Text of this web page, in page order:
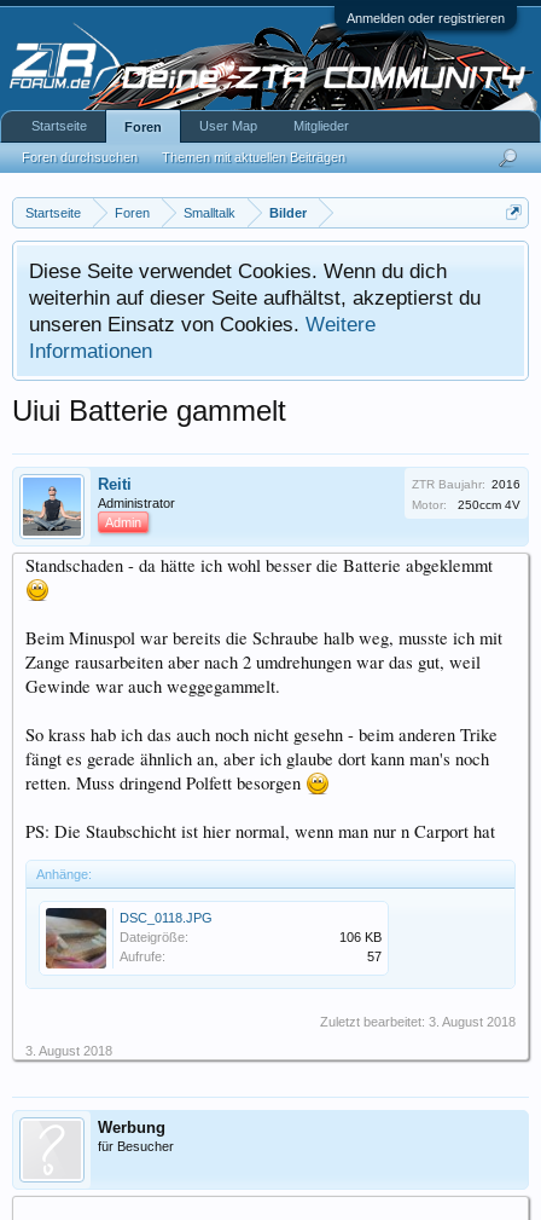
Anmelden oder registrieren
Startseite Foren Smalltalk Bilder
Diese Seite verwendet Cookies. Wenn du dich
weiterhin auf dieser Seite aufhältst, akzeptierst du
unseren Einsatz von Cookies. Weitere
Informationen
Uiui Batterie gammelt
Reiti
Administrator
Admin
ZTR Baujahr: 2016
Motor:
250ccm 4V
Standschaden - da hätte ich wohl besser die Batterie abgeklemmt
Beim Minuspol war bereits die Schraube halb weg, musste ich mit
Zange rausarbeiten aber nach 2 umdrehungen war das gut, weil
Gewinde war auch weggegammelt.
So krass hab ich das auch noch nicht gesehn - beim anderen Trike
fängt es gerade ähnlich an, aber ich glaube dort kann man's noch
retten. Muss dringend Polfett besorgen
PS: Die Staubschicht ist hier normal, wenn man nur n Carport hat
Anhänge:
DSC_0118.JPG
Dateigröße:
106 KB
Aufrufe:
57
Zuletzt bearbeitet: 3. August 2018
3. August 2018
Werbung
für Besucher
Startseite Foren
Foren durchsuchen Themen mit aktuellen Beiträgen
User Map Mitglieder